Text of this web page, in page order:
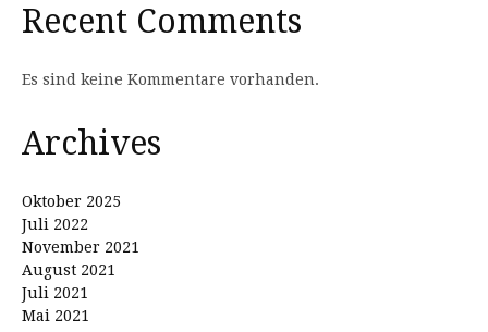
Recent Comments
Es sind keine Kommentare vorhanden.
Archives
Oktober 2025
Juli 2022
November 2021
August 2021
Juli 2021
Mai 2021